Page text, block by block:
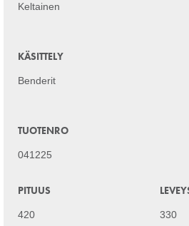
Keltainen
KÄSITTELY
Benderit
TUOTENRO
041225
PITUUS
420 330